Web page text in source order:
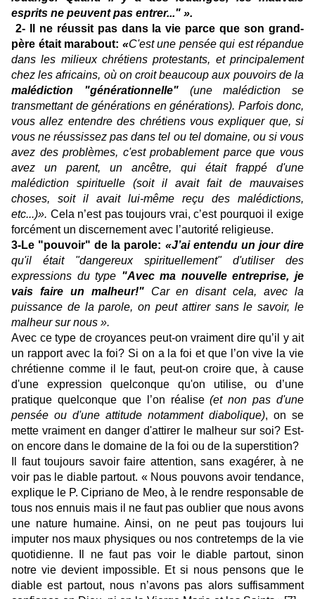
esprits ne peuvent pas entrer..." ».
2- Il ne réussit pas dans la vie parce que son grand-
père était marabout: «C'est une pensée qui est répandue
dans les milieux chrétiens protestants, et principalement
chez les africains, où on croit beaucoup aux pouvoirs de la
malédiction "générationnelle"(une malédiction se
transmettant de générations en générations). Parfois donc,
vous allez entendre des chrétiens vous expliquer que, si
vous ne réussissez pas dans tel ou tel domaine, ou si vous
avez des problèmes, c'est probablement parce que vous
avez un parent, un ancêtre, qui était frappé d'une
malédiction spirituelle (soit il avait fait de mauvaises
choses, soit il avait lui-même reçu des malédictions,
etc...)». Cela n’est pas toujours vrai, c’est pourquoi il exige
forcément un discernement avec l’autorité religieuse.
3-Le "pouvoir" de la parole: «J’ai entendu un jour dire
qu'il était "dangereux spirituellement" d'utiliser des
expressions du type "Avec ma nouvelle entreprise, je
vais faire un malheur!" Car en disant cela, avec la
puissance de la parole, on peut attirer sans le savoir, le
malheur sur nous ».
Avec ce type de croyances peut-on vraiment dire qu’il y ait
un rapport avec la foi? Si on a la foi et que l’on vive la vie
chrétienne comme il le faut, peut-on croire que, à cause
d'une expression quelconque qu'on utilise, ou d’une
pratique quelconque que l’on réalise(et non pas d'une
pensée ou d'une attitude notamment diabolique), on se
mette vraiment en danger d'attirer le malheur sur soi? Est-
on encore dans le domaine de la foi ou de la superstition?
Il faut toujours savoir faire attention, sans exagérer, à ne
voir pas le diable partout. « Nous pouvons avoir tendance,
explique le P. Cipriano de Meo, à le rendre responsable de
tous nos ennuis mais il ne faut pas oublier que nous avons
une nature humaine. Ainsi, on ne peut pas toujours lui
imputer nos maux physiques ou nos contretemps de la vie
quotidienne. Il ne faut pas voir le diable partout, sinon
notre vie devient impossible. Et si nous pensons que le
diable est partout, nous n’avons pas alors suffisamment